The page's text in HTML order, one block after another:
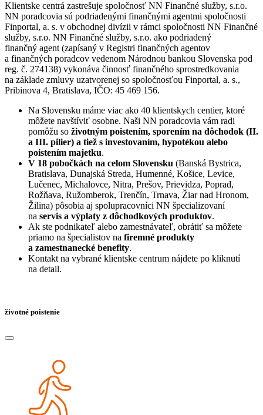
Klientske centrá zastrešuje spoločnosť NN Finančné služby, s.r.o.
NN poradcovia sú podriadenými finančnými agentmi spoločnosti
Finportal, a. s. v obchodnej divízii v rámci spoločnosti NN Finančné
služby, s.r.o. NN Finančné služby, s.r.o. ako podriadený
finančný agent (zapísaný v Registri finančných agentov
a finančných poradcov vedenom Národnou bankou Slovenska pod
reg. č. 274138) vykonáva činnosť finančného sprostredkovania
na základe zmluvy uzatvorenej so spoločnosťou Finportal, a. s.,
Pribinova 4, Bratislava, IČO: 45 469 156.
Na Slovensku máme viac ako 40 klientskych centier, ktoré
môžete navštíviť osobne. Naši NN poradcovia vám radi
pomôžu so životným poistením, sporením na dôchodok (II.
a III. pilier) a tiež s investovaním, hypotékou alebo
poistením majetku.
V 18 pobočkách na celom Slovensku (Banská Bystrica,
Bratislava, Dunajská Streda, Humenné, Košice, Levice,
Lučenec, Michalovce, Nitra, Prešov, Prievidza, Poprad,
Rožňava, Ružomberok, Trenčín, Trnava, Žiar nad Hronom,
Žilina) pôsobia aj spolupracovníci NN špecializovaní
na servis a výplaty z dôchodkových produktov.
Ak ste podnikateľ alebo zamestnávateľ, obrátiť sa môžete
priamo na špecialistov na firemné produkty
a zamestnanecké benefity.
Kontakt na vybrané klientske centrum nájdete po kliknutí
na detail.
životné poistenie